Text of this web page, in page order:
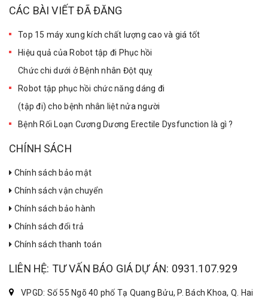
CÁC BÀI VIẾT ĐÃ ĐĂNG
Top 15 máy xung kích chất lượng cao và giá tốt
Hiệu quả của Robot tập đi Phục hồi
Chức chi dưới ở Bệnh nhân Đột quỵ
Robot tập phục hồi chức năng dáng đi
(tập đi) cho bệnh nhân liệt nửa người
Bệnh Rối Loạn Cương Dương Erectile Dysfunction là gì ?
CHÍNH SÁCH
Chính sách bảo mật
Chính sách vận chuyển
Chính sách bảo hành
Chính sách đổi trả
Chính sách thanh toán
LIÊN HỆ: TƯ VẤN BÁO GIÁ DỰ ÁN: 0931.107.929
VPGD: Số 55 Ngõ 40 phố Tạ Quang Bửu, P. Bách Khoa, Q. Hai